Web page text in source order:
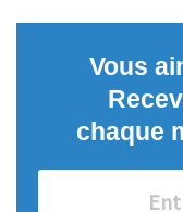
Vous
chaque